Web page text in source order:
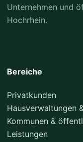
Unternehmen und
Hochrhein.
Bereiche
Privatkunden
Hausverwaltungen
Kommunen &
Leistungen